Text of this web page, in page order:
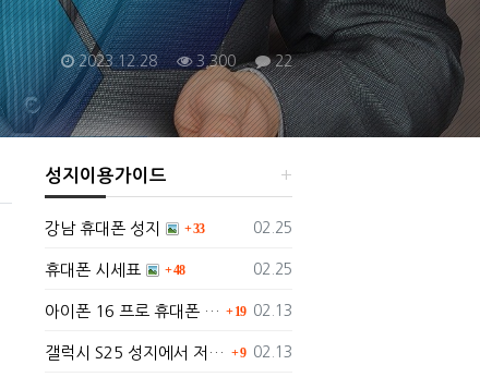
작성일
2023.12.28조회수3,300 댓글수22
성지이용가이드
등록일
02.25
강남 휴대폰 성지 33
등록일
02.25
휴대폰 시세표 48
등록일
02.13
아이폰 16 프로 휴대폰 성지에서 구매하는 방법과 가격 19
등록일
02.13
갤럭시 S25 성지에서 저렴하게 구매하는 방법 9